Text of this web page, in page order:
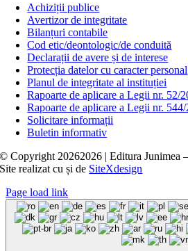
Achiziții publice
Avertizor de integritate
Bilanțuri contabile
Cod etic/deontologic/de conduită
Declarații de avere și de interese
Protecția datelor cu caracter personal
Planul de integritate al instituției
Rapoarte de aplicare a Legii nr. 52/
Rapoarte de aplicare a Legii nr. 544/
Solicitare informații
Buletin informativ
© Copyright 20262026 | Editura Junimea
Site realizat cușide SiteXdesign
Page load link